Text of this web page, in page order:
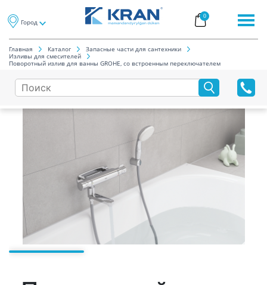
Город
0
Главная Каталог
Запасные части для сантехники
Изливы для смесителей
Поворотный излив для ванны GROHE, со встроенным переключателем